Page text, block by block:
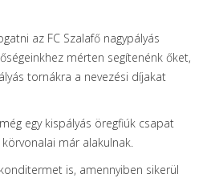
az FC Szalafő nagypályás
mérten segítenénk őket,
tornákra a nevezési díjakat
egy kispályás öregfiúk csapat
már alakulnak.
is, amennyiben sikerül